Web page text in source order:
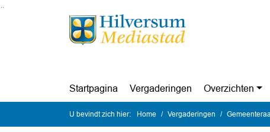
Ga naar de inhoud van deze pagina
Ga naar het zoeken
Ga naar het menu
Startpagina Vergaderingen Overzichten
U bevindt zich hier: Home Vergaderingen